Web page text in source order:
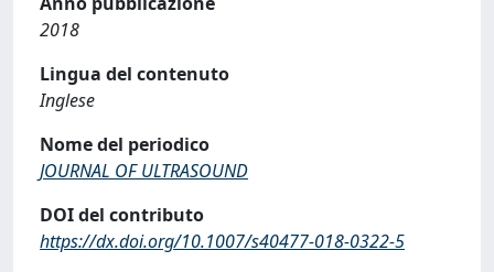
2018
Lingua del contenuto
Inglese
Nome del periodico
JOURNAL OF ULTRASOUND
DOI del contributo
https://dx.doi.org/10.1007/s40477-018-0322-5